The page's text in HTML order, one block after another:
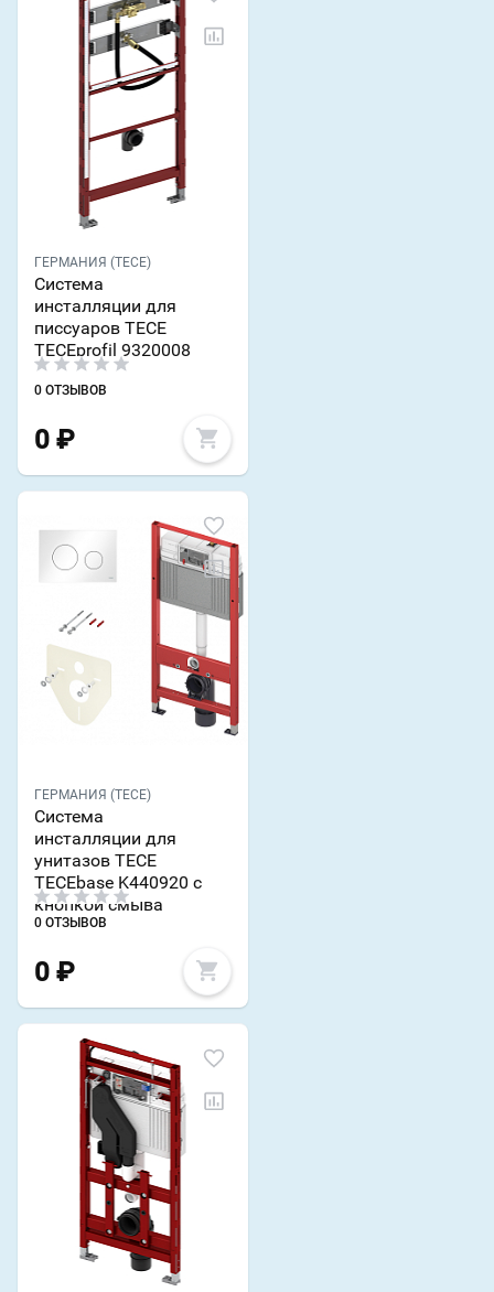
ГЕРМАНИЯ (TECE)
Система
инсталляции для
писсуаров TECE
TECEprofil 9320008
0 ОТЗЫВОВ
0 ₽
ГЕРМАНИЯ (TECE)
Система
инсталляции для
унитазов TECE
TECEbase K440920 с
кнопкой смыва
0 ОТЗЫВОВ
0 ₽